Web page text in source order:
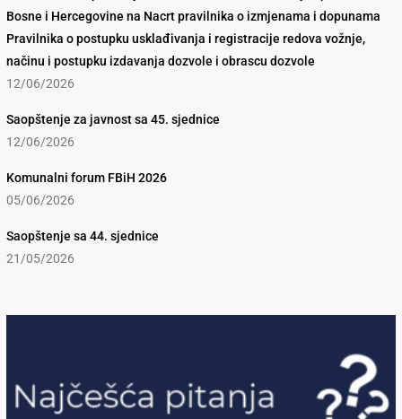
Bosne i Hercegovine na Nacrt pravilnika o izmjenama i dopunama
Pravilnika o postupku usklađivanja i registracije redova vožnje,
načinu i postupku izdavanja dozvole i obrascu dozvole
12/06/2026
Saopštenje za javnost sa 45. sjednice
12/06/2026
Komunalni forum FBiH 2026
05/06/2026
Saopštenje sa 44. sjednice
21/05/2026